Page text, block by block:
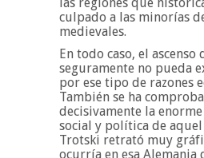
culpado a las minorías
medievales.
En todo caso, el ascenso
seguramente no pueda
por ese tipo de razones
También se ha
decisivamente la
social y política de
Trotski retrató muy
ocurría en esa Alemania